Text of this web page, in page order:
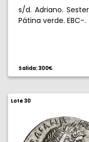
s/d. Adriano.
Pátina verde. EBC-.
Salida: 300€
Lote 30